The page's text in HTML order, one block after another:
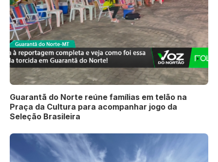
Guarantã do Norte reúne famílias em telão na
Praça da Cultura para acompanhar jogo da
Seleção Brasileira